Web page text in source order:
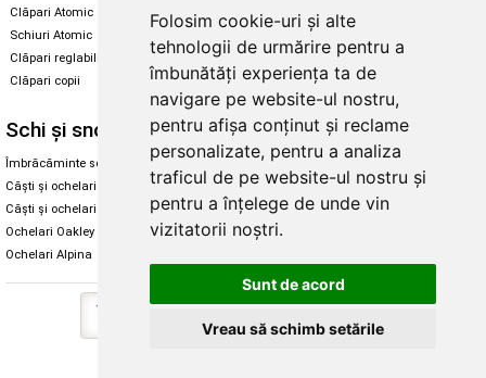
Folosim cookie-uri și alte
tehnologii de urmărire pentru a
îmbunătăți experiența ta de
navigare pe website-ul nostru,
pentru afișa conținut și reclame
personalizate, pentru a analiza
traficul de pe website-ul nostru și
pentru a înțelege de unde vin
vizitatorii noștri.
Sunt de acord
Vreau să schimb setările
Clăpari Atomic
Schiuri Atomic
Clăpari reglabili
Clăpari copii
Skate & longboard
Santa Cruz
Enuff Skateboards
Schi și snowboard
Îmbrăcăminte schi și snowboard
Căști și ochelari de iarnă
Căști și ochelari Alpina
Ochelari Oakley
Ochelari Alpina
Diverse
Cum aleg rolele
Cum aleg ochelarii
Ochelari de soare Oakley
Ochelari de soare Alpina